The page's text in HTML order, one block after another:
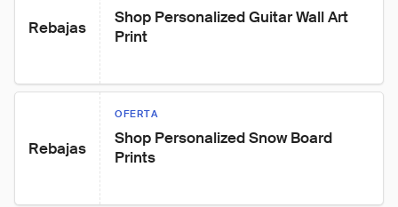
Rebajas
Shop Personalized Guitar Wall Art
Print
Rebajas
OFERTA
Shop Personalized Snow Board
Prints